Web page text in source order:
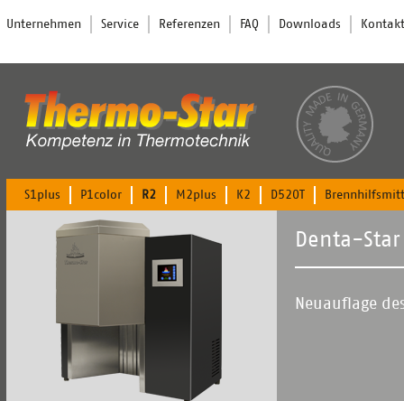
Navigation
Unternehmen Service Referenzen FAQ Downloads Kontakt
Navigation
überspringen
S1plus P1color R2 M2plus K2 D520T
Denta-Star
Neuauflage